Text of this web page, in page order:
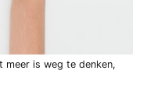
meer is weg te denken,